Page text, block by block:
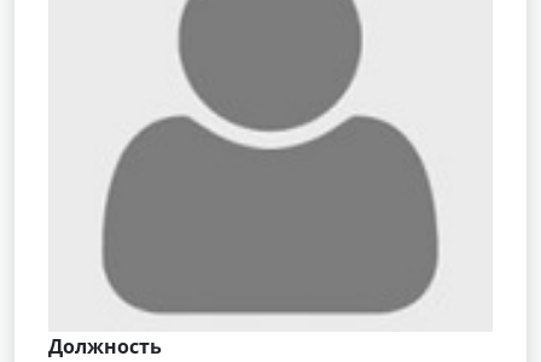
Должность